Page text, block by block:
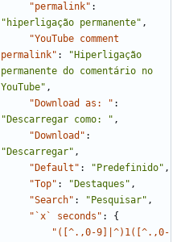
"permalink" :
"hiperligação permanente" ,
"YouTube comment
permalink" :
"Hiperligação
permanente do comentário no
YouTube" ,
"Download as: " :
"Descarregar como: " ,
"Download" :
"Descarregar" ,
"Default" : "Predefinido" ,
"Top" : "Destaques" ,
"Search" : "Pesquisar" ,
"`x` seconds" :
{
"([^.,0-9]|^)1([^.,0-